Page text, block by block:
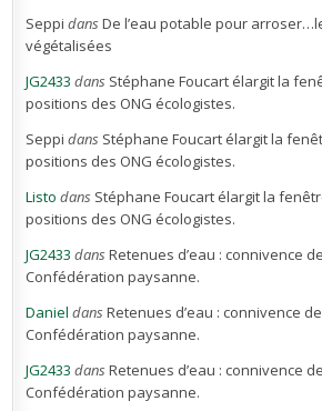
Seppi dansDe l’eau potable pour
végétalisées
JG2433 dans Stéphane Foucart élargit la
positions des ONG écologistes.
Seppi dans Stéphane Foucart élargit la
positions des ONG écologistes.
Listo dans Stéphane Foucart élargit la
positions des ONG écologistes.
JG2433 dansRetenues d’eau : connivence
Confédération paysanne.
Daniel dansRetenues d’eau : connivence
Confédération paysanne.
JG2433 dansRetenues d’eau : connivence
Confédération paysanne.